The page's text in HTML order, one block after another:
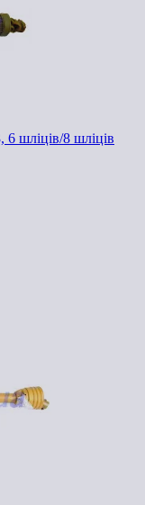
шліців/8 шліців